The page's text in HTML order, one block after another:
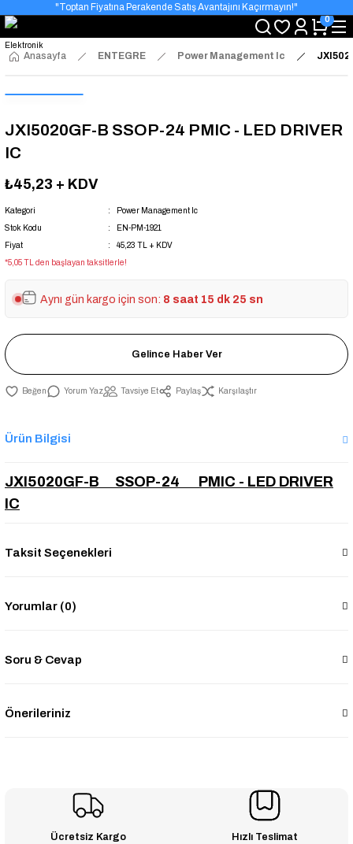
"Toptan Fiyatına Perakende Satış Avantajını Kaçırmayın!"
"Üyelere Özel: Stok Önceliği ve Proje Fiyatları."
0
Anasayfa ENTEGRE Power Management Ic
JXI5020GF-B SSOP-24 PMIC - LED DRIVER
IC
₺45,23 + KDV
Kategori
Power Management Ic
Stok Kodu
EN-PM-1921
Fiyat
45,23 TL + KDV
*5,05 TL den başlayan taksitlerle!
Aynı gün kargo için son: 8 saat 15 dk 25 sn
Gelince Haber Ver
Yorum Yaz Tavsiye Et Paylaş Karşılaştır
Ürün Bilgisi
JXI5020GF-B SSOP-24 PMIC - LED DRIVER
IC
Taksit Seçenekleri
Yorumlar (0)
Soru & Cevap
Önerileriniz
Ücretsiz Kargo Hızlı Teslimat